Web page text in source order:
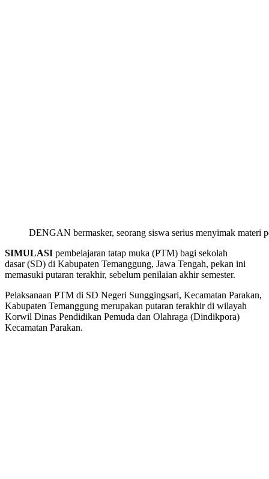
DENGAN bermasker, seorang siswa serius menyimak materi
SIMULASI pembelajaran tatap muka (PTM) bagi sekolah
dasar (SD) di Kabupaten Temanggung, Jawa Tengah, pekan ini
memasuki putaran terakhir, sebelum penilaian akhir semester.
Pelaksanaan PTM di SD Negeri Sunggingsari, Kecamatan Parakan,
Kabupaten Temanggung merupakan putaran terakhir di wilayah
Korwil Dinas Pendidikan Pemuda dan Olahraga (Dindikpora)
Kecamatan Parakan.